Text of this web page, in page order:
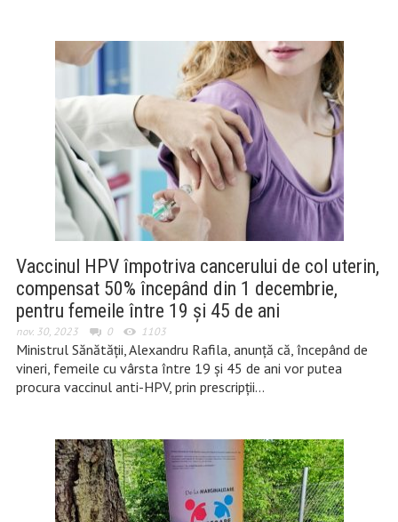
Vaccinul HPV împotriva cancerului de col uterin,
compensat 50% începând din 1 decembrie,
pentru femeile între 19 și 45 de ani
nov. 30, 2023 0 1103
Ministrul Sănătăţii, Alexandru Rafila, anunţă că, începând de
vineri, femeile cu vârsta între 19 şi 45 de ani vor putea
procura vaccinul anti-HPV, prin prescripţii…